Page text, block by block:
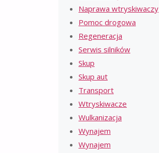
Naprawa wtryskiwaczy
Pomoc drogowa
Regeneracja
Serwis silników
Skup
Skup aut
Transport
Wtryskiwacze
Wulkanizacja
Wynajem
Wynajem